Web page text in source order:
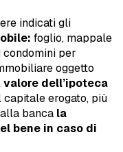
indicati gli
foglio, mappale
condomini per
oggetto
valore dell’ipoteca
capitale erogato, più
banca la
bene in caso di